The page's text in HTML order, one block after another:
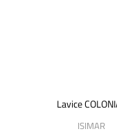
Lavice
ISIMAR